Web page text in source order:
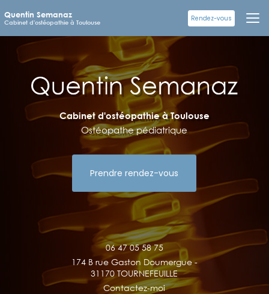
au
principal
Quentin Semanaz
Cabinet d'ostéopathie à Toulouse
Rendez-vous
Cabinet d'ostéopathie à Toulouse
Ostéopathe pédiatrique
Prendre rendez-vous
06 47 05 58 75
174 B rue Gaston Doumergue -
31170 TOURNEFEUILLE
Contactez-moi